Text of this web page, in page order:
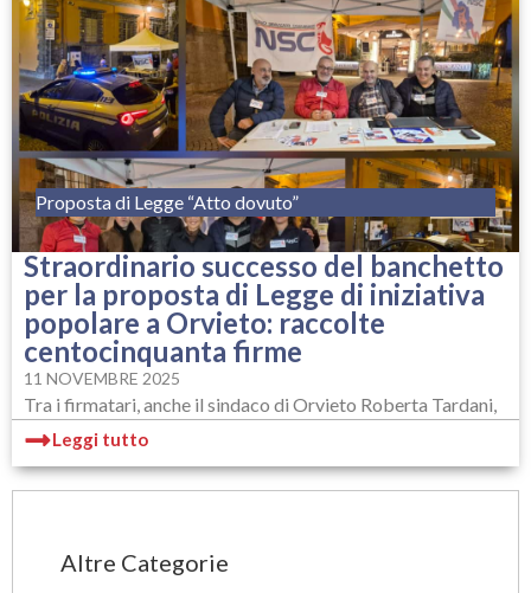
Proposta di Legge “Atto dovuto”
Straordinario successo del banchetto
per la proposta di Legge di iniziativa
popolare a Orvieto: raccolte
centocinquanta firme
11 NOVEMBRE 2025
Tra i firmatari, anche il sindaco di Orvieto Roberta Tardani,
Leggi tutto
Altre Categorie